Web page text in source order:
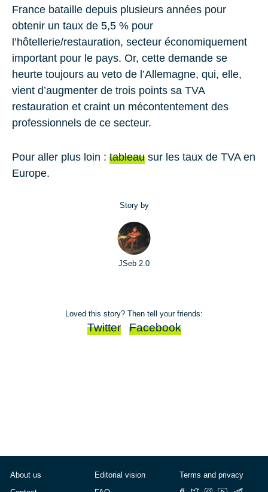
France bataille depuis plusieurs années pour
obtenir un taux de 5,5 % pour
l’hôtellerie/restauration, secteur économiquement
important pour le pays. Or, cette demande se
heurte toujours au veto de l’Allemagne, qui, elle,
vient d’augmenter de trois points sa TVA
restauration et craint un mécontentement des
professionnels de ce secteur.
Pour aller plus loin : tableau sur les taux de TVA en
Europe.
Story by
JSeb 2.0
Loved this story? Then tell your friends:
Twitter Facebook
About us
Editorial vision
Terms and privacy